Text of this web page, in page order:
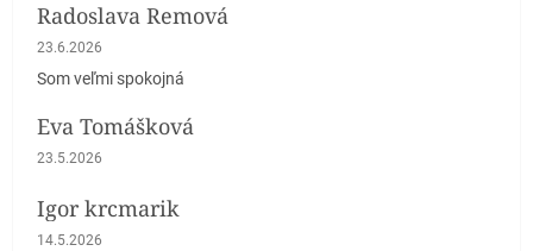
Radoslava Remová
Hodnotenie obchodu je 5 z 5 hviezdičiek.
23.6.2026
Som veľmi spokojná
Eva Tomášková
Hodnotenie obchodu je 5 z 5 hviezdičiek.
23.5.2026
Igor krcmarik
Hodnotenie obchodu je 5 z 5 hviezdičiek.
14.5.2026